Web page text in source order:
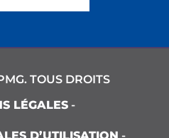
TOUS DROITS
LÉGALES -
D’UTILISATION -